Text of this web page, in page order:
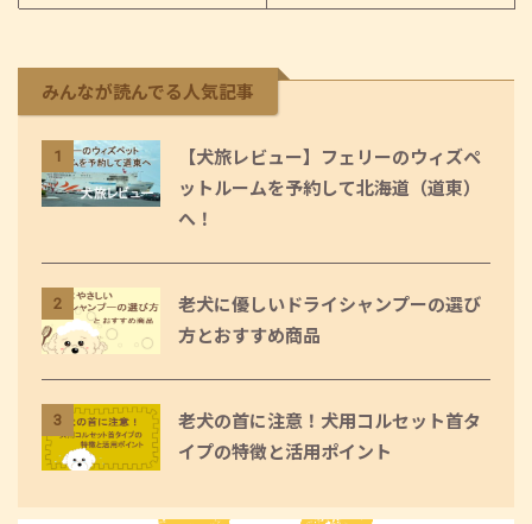
みんなが読んでる人気記事
1
【犬旅レビュー】フェリーのウィズペ
ットルームを予約して北海道（道東）
へ！
2
老犬に優しいドライシャンプーの選び
方とおすすめ商品
3
老犬の首に注意！犬用コルセット首タ
イプの特徴と活用ポイント